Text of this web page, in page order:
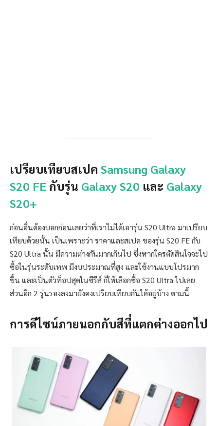
เปรียบเทียบสเปค Samsung Galaxy
S20 FE กับรุ่น Galaxy S20 และ Galaxy
S20+
ก่อนอื่นต้องบอกก่อนเลยว่าที่เราไม่ได้เอารุ่น S20 Ultra มาเปรียบ
เทียบด้วยนั้น เป็นเพราะว่า ราคาและสเปค ของรุ่น S20 FE กับ
S20 Ultra นั้น มีความต่างกันมากเกินไป ซึ่งหากใครตัดสินใจจะไป
ซื้อในรุ่นระดับเทพ มีงบประมาณที่สูง และใช้งานแบบโปรมาก
ขึ้น และเป็นตัวท็อปสุดในซีรีส์ ก็ให้เลือกซื้อ S20 Ultra ไปเลย
ส่วนอีก 2 รุ่นรองลงมายังคงเปรียบเทียบกันได้อยู่บ้าง ตามนี้
การดีไซน์ภายนอกกับสีที่แตกต่างออกไป